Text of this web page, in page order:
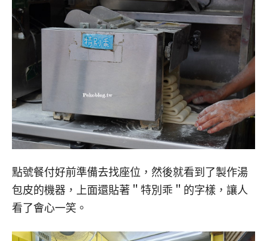
點號餐付好前準備去找座位，然後就看到了製作湯
包皮的機器，上面還貼著＂特別乖＂的字樣，讓人
看了會心一笑。